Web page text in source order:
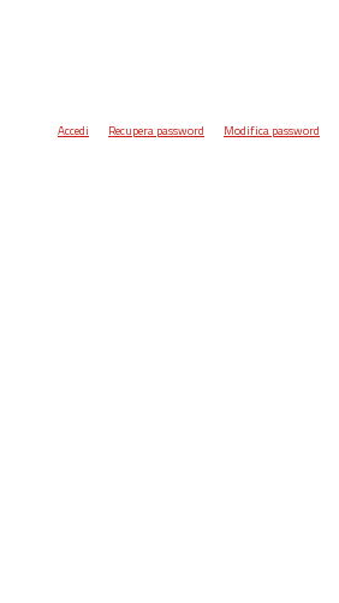
Accedi Recupera password Modifica password